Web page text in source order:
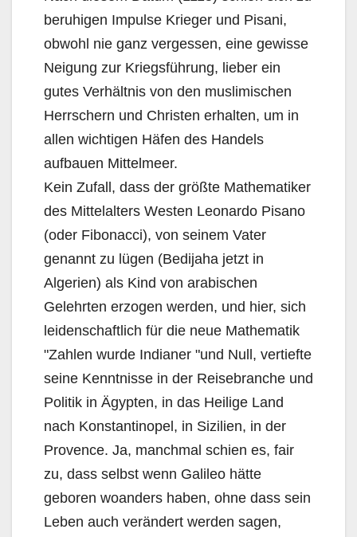
beruhigen Impulse Krieger und Pisani,
obwohl nie ganz vergessen, eine gewisse
Neigung zur Kriegsführung, lieber ein
gutes Verhältnis von den muslimischen
Herrschern und Christen erhalten, um in
allen wichtigen Häfen des Handels
aufbauen Mittelmeer.
Kein Zufall, dass der größte Mathematiker
des Mittelalters Westen Leonardo Pisano
(oder Fibonacci), von seinem Vater
genannt zu lügen (Bedijaha jetzt in
Algerien) als Kind von arabischen
Gelehrten erzogen werden, und hier, sich
leidenschaftlich für die neue Mathematik
"Zahlen wurde Indianer "und Null, vertiefte
seine Kenntnisse in der Reisebranche und
Politik in Ägypten, in das Heilige Land
nach Konstantinopel, in Sizilien, in der
Provence. Ja, manchmal schien es, fair
zu, dass selbst wenn Galileo hätte
geboren woanders haben, ohne dass sein
Leben auch verändert werden sagen,